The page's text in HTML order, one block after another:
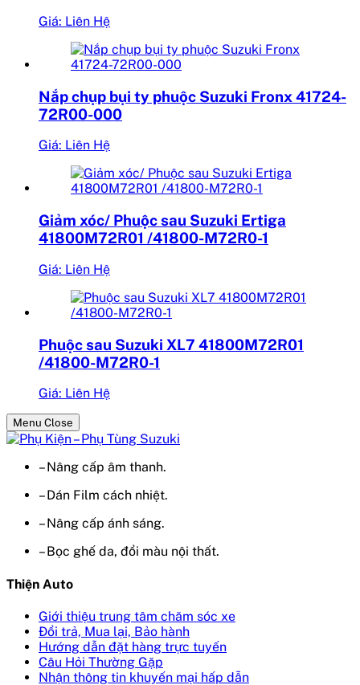
Giá: Liên Hệ
Nắp chụp bụi ty phuộc Suzuki Fronx 41724-
72R00-000
Giá: Liên Hệ
Giảm xóc/ Phuộc sau Suzuki Ertiga
41800M72R01 /41800-M72R0-1
Giá: Liên Hệ
Phuộc sau Suzuki XL7 41800M72R01
/41800-M72R0-1
Giá: Liên Hệ
Menu Close
– Nâng cấp âm thanh.
– Dán Film cách nhiệt.
– Nâng cấp ánh sáng.
– Bọc ghế da, đổi màu nội thất.
Thiện Auto
Giới thiệu trung tâm chăm sóc xe
Đổi trả, Mua lại, Bảo hành
Hướng dẫn đặt hàng trực tuyến
Câu Hỏi Thường Gặp
Nhận thông tin khuyến mại hấp dẫn